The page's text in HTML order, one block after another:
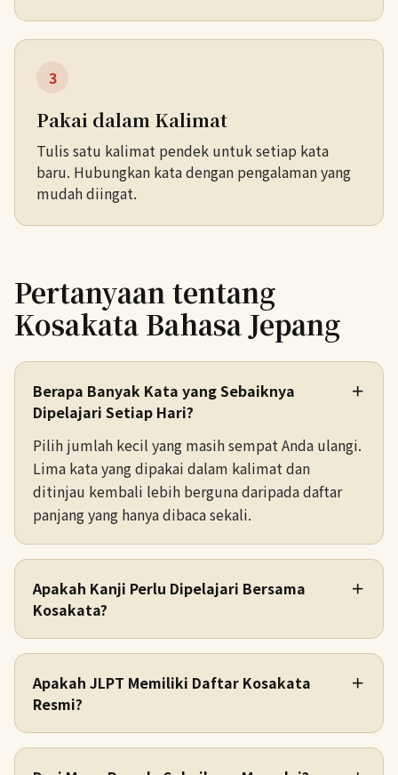
3
Pakai dalam Kalimat
Tulis satu kalimat pendek untuk setiap kata
baru. Hubungkan kata dengan pengalaman yang
mudah diingat.
Pertanyaan tentang
Kosakata Bahasa Jepang
Berapa Banyak Kata yang Sebaiknya
Dipelajari Setiap Hari?
＋
Pilih jumlah kecil yang masih sempat Anda ulangi.
Lima kata yang dipakai dalam kalimat dan
ditinjau kembali lebih berguna daripada daftar
panjang yang hanya dibaca sekali.
Apakah Kanji Perlu Dipelajari Bersama
Kosakata?
＋
Apakah JLPT Memiliki Daftar Kosakata
Resmi?
＋